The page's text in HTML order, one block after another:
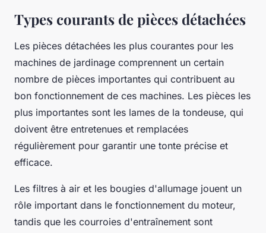
Types courants de pièces détachées
Les pièces détachées les plus courantes pour les
machines de jardinage comprennent un certain
nombre de pièces importantes qui contribuent au
bon fonctionnement de ces machines. Les pièces les
plus importantes sont les lames de la tondeuse, qui
doivent être entretenues et remplacées
régulièrement pour garantir une tonte précise et
efficace.
Les filtres à air et les bougies d'allumage jouent un
rôle important dans le fonctionnement du moteur,
tandis que les courroies d'entraînement sont